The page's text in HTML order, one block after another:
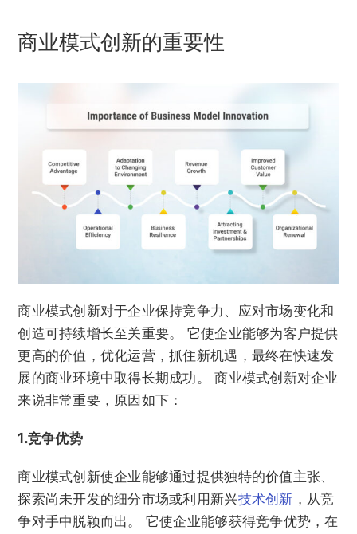
商业模式创新的重要性
商业模式创新对于企业保持竞争力、应对市场变化和
创造可持续增长至关重要。 它使企业能够为客户提供
更高的价值，优化运营，抓住新机遇，最终在快速发
展的商业环境中取得长期成功。 商业模式创新对企业
来说非常重要，原因如下：
1.竞争优势
商业模式创新使企业能够通过提供独特的价值主张、
探索尚未开发的细分市场或利用新兴技术创新 ，从竞
争对手中脱颖而出。 它使企业能够获得竞争优势，在